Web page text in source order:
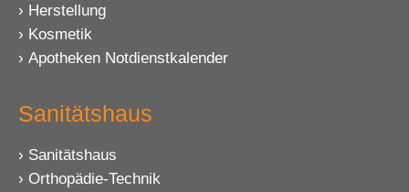
Herstellung
Kosmetik
Apotheken Notdienstkalender
Sanitätshaus
Sanitätshaus
Orthopädie-Technik